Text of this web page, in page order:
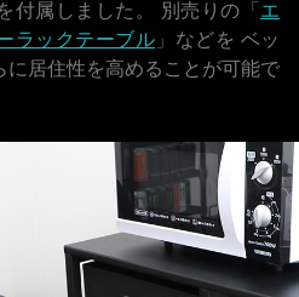
付属しました。
別売りの「 エ
ラックテーブル 」などを ベッ
に居住性を高めることが可能で